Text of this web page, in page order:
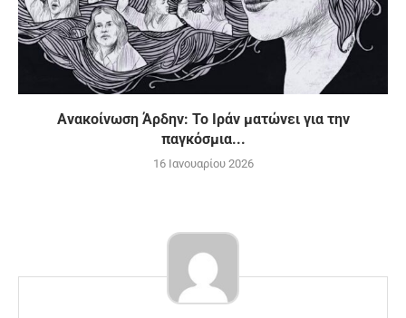
Ανακοίνωση Άρδην: Το Ιράν ματώνει για την
παγκόσμια...
16 Ιανουαρίου 2026